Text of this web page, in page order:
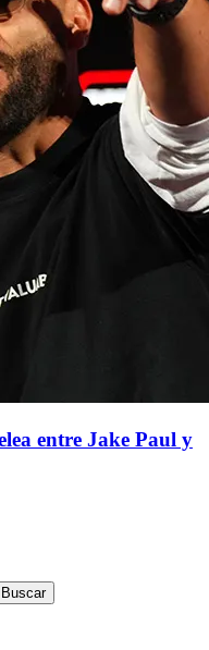
entre Jake Paul y